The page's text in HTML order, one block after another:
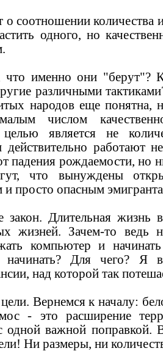
соотношении количества
одного, но
именно они "берут"?
различными
народов еще понятна,
числом
является не
действительно работают
падения рождаемости,
что вынуждены
и просто опасным
закон. Длительная жизнь
жизней. Зачем-то ведь
компьютер и
Для чего? Я
над которой так
Вернемся к началу:
- это расширение
одной важной поправкой.
Ни размеры, ни